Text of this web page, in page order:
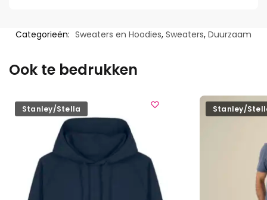
Categorieën: Sweaters en Hoodies, Sweaters, Duurzaam
Ook te bedrukken
Stanley/Stella Stanley/